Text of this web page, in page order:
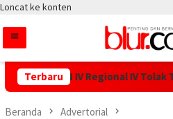
Loncat ke konten
Terbaru
PTPN IV Regional IV Tolak TBS
Beranda Advertorial